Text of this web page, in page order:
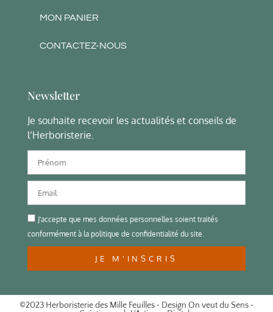
MON PANIER
CONTACTEZ-NOUS
Newsletter
Je souhaite recevoir les actualités et conseils de
l’Herboristerie.
J'accepte que mes données personnelles soient traités
conformément à la politique de confidentialité du site.
JE M'INSCRIS
©2023 Herboristerie des Mille Feuilles • Design On veut du Sens •